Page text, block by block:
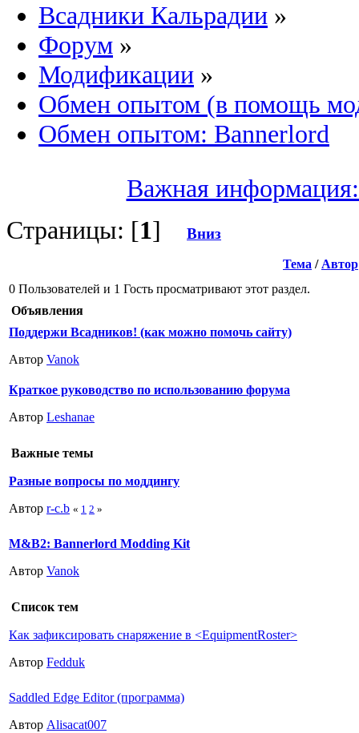
Всадники Кальрадии »
Форум »
Модификации »
Обмен опытом (в помощь
Обмен опытом: Bannerlord
Важная
Страницы: [1] Вниз
Тема / Автор
0 Пользователей и 1 Гость просматривают этот раздел.
Объявления
Поддержи Всадников! (как можно помочь сайту)
Автор Vanok
Краткое руководство по использованию форума
Автор Leshanae
Важные темы
Разные вопросы по моддингу
Автор r-c.b « 1 2 »
M&B2: Bannerlord Modding Kit
Автор Vanok
Список тем
Как зафиксировать снаряжение в <EquipmentRoster>
Автор Fedduk
Saddled Edge Editor (программа)
Автор Alisacat007